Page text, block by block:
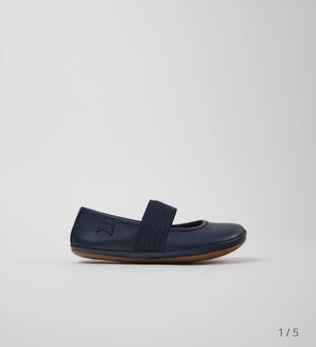
1 / 5